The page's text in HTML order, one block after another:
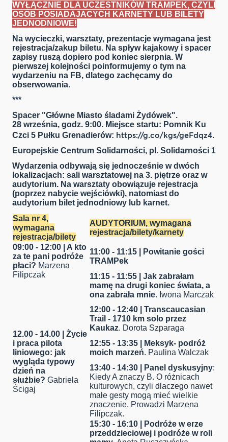
WYŁĄCZNIE DLA UCZESTNIKÓW TRAMPEK, CZYLI
OSÓB POSIADAJACYCH KARNETY LUB BILETY
JEDNODNIOWE!
Na wycieczki, warsztaty, prezentacje wymagana jest
rejestracja/zakup biletu. Na spływ kajakowy i spacer
zapisy ruszą dopiero pod koniec sierpnia. W
pierwszej kolejności poinformujemy o tym na
wydarzeniu na FB, dlatego zachęcamy do
obserwowania.
***
Spacer "Główne Miasto śladami Żydówek".
28 września, godz. 9:00. Miejsce startu: Pomnik Ku
Czci 5 Pułku Grenadierów: https://g.co/kgs/geFdqz4.
Europejskie Centrum Solidarności, pl. Solidarności 1
Wydarzenia odbywają się jednocześnie w dwóch
lokalizacjach: sali warsztatowej na 3. piętrze oraz w
audytorium. Na warsztaty obowiązuje rejestracja
(poprzez nabycie wejściówki), natomiast do
audytorium bilet jednodniowy lub karnet.
Sala nr 4,
wymagana
rejestracja/bilety
AUDYTORIUM, wymagana
rejestracja/bilety/karnety
09:00 - 12:00 | A kto
za te pani podróże
płaci? Marzena
Filipczak
11:00 - 11:15 |
Powitanie gości
TRAMPek
11:15 - 11:55 | Jak zabrałam
mamę na drugi koniec świata, a
ona zabrała mnie. Iwona Marczak
12.00 - 14.00 | Życie
i praca pilota
liniowego: jak
wygląda typowy
dzień na
służbie? Gabriela
Ścigaj
12:00 - 12:40 | Transcaucasian
Trail - 1710 km solo przez
Kaukaz. Dorota Szparaga
12:55 - 13:35 | Meksyk- podróż
moich marzeń. Paulina Walczak
13:40 - 14:30 | Panel dyskusyjny:
Kiedy A znaczy B. O różnicach
kulturowych, czyli dlaczego nawet
małe gesty mogą mieć wielkie
znaczenie. Prowadzi Marzena
Filipczak.
15:30 - 16:10 | Podróże w erze
przeddzieciowej i podróże w roli